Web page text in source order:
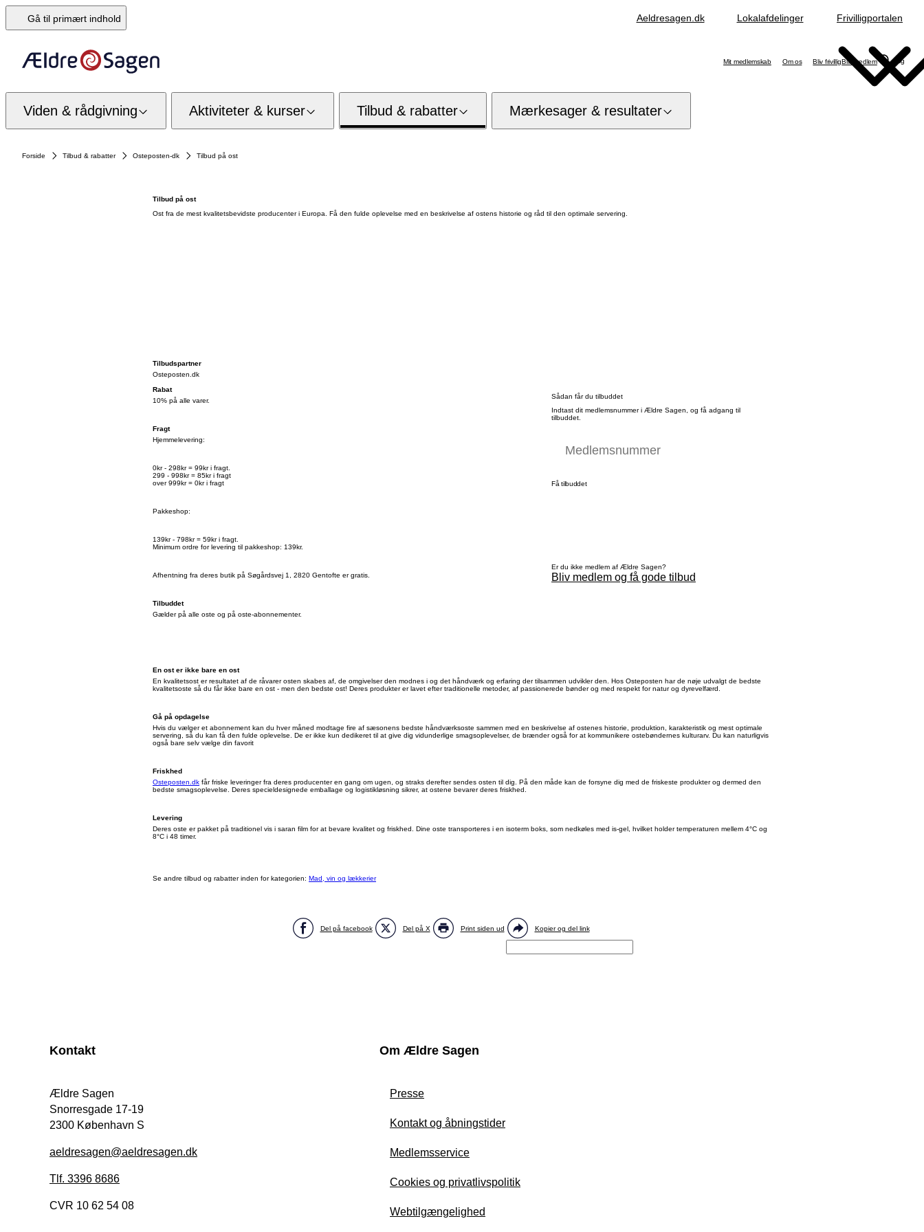
Gå til primært indhold Aeldresagen.dk Lokalafdelinger Frivilligportalen
Mit medlemskab Om os Bliv frivilligBliv medlem Søg
Viden & rådgivning Aktiviteter & kurser Tilbud & rabatter Mærkesager & resultater
Forside Tilbud & rabatter Osteposten-dk Tilbud på ost
Tilbud på ost
Ost fra de mest kvalitetsbevidste producenter i Europa. Få den fulde oplevelse med en beskrivelse af ostens historie og råd til den optimale servering.
Tilbudspartner
Osteposten.dk
Rabat
10% på alle varer.
Fragt
Hjemmelevering:
0kr - 298kr = 99kr i fragt.
299 - 998kr = 85kr i fragt
over 999kr = 0kr i fragt
Pakkeshop:
139kr - 798kr = 59kr i fragt.
Minimum ordre for levering til pakkeshop: 139kr.
Afhentning fra deres butik på Søgårdsvej 1, 2820 Gentofte er gratis.
Tilbuddet
Gælder på alle oste og på oste-abonnementer.
En ost er ikke bare en ost
En kvalitetsost er resultatet af de råvarer osten skabes af, de omgivelser den modnes i og det håndværk og erfaring der tilsammen udvikler den. Hos Osteposten har de nøje udvalgt de bedste
kvalitetsoste så du får ikke bare en ost - men den bedste ost! Deres produkter er lavet efter traditionelle metoder, af passionerede bønder og med respekt for natur og dyrevelfærd.
Gå på opdagelse
Hvis du vælger et abonnement kan du hver måned modtage fire af sæsonens bedste håndværksoste sammen med en beskrivelse af ostenes historie, produktion, karakteristik og mest optimale
servering, så du kan få den fulde oplevelse. De er ikke kun dedikeret til at give dig vidunderlige smagsoplevelser, de brænder også for at kommunikere ostebøndernes kulturarv. Du kan naturligvis
også bare selv vælge din favorit
Friskhed
Osteposten.dk får friske leveringer fra deres producenter en gang om ugen, og straks derefter sendes osten til dig. På den måde kan de forsyne dig med de friskeste produkter og dermed den
bedste smagsoplevelse. Deres specieldesignede emballage og logistikløsning sikrer, at ostene bevarer deres friskhed.
Levering
Deres oste er pakket på traditionel vis i saran film for at bevare kvalitet og friskhed. Dine oste transporteres i en isoterm boks, som nedkøles med is-gel, hvilket holder temperaturen mellem 4°C og
8°C i 48 timer.
Sådan får du tilbuddet
Indtast dit medlemsnummer i Ældre Sagen, og få adgang til
tilbuddet.
Få tilbuddet
Er du ikke medlem af Ældre Sagen?
Bliv medlem og få gode tilbud
Se andre tilbud og rabatter inden for kategorien: Mad, vin og lækkerier
Del på facebook Del på X Print siden ud Kopier og del link
Kontakt
Ældre Sagen
Snorresgade 17-19
2300 København S
aeldresagen@aeldresagen.dk
Tlf. 3396 8686
CVR 10 62 54 08
Om Ældre Sagen
Presse
Kontakt og åbningstider
Medlemsservice
Cookies og privatlivspolitik
Webtilgængelighed